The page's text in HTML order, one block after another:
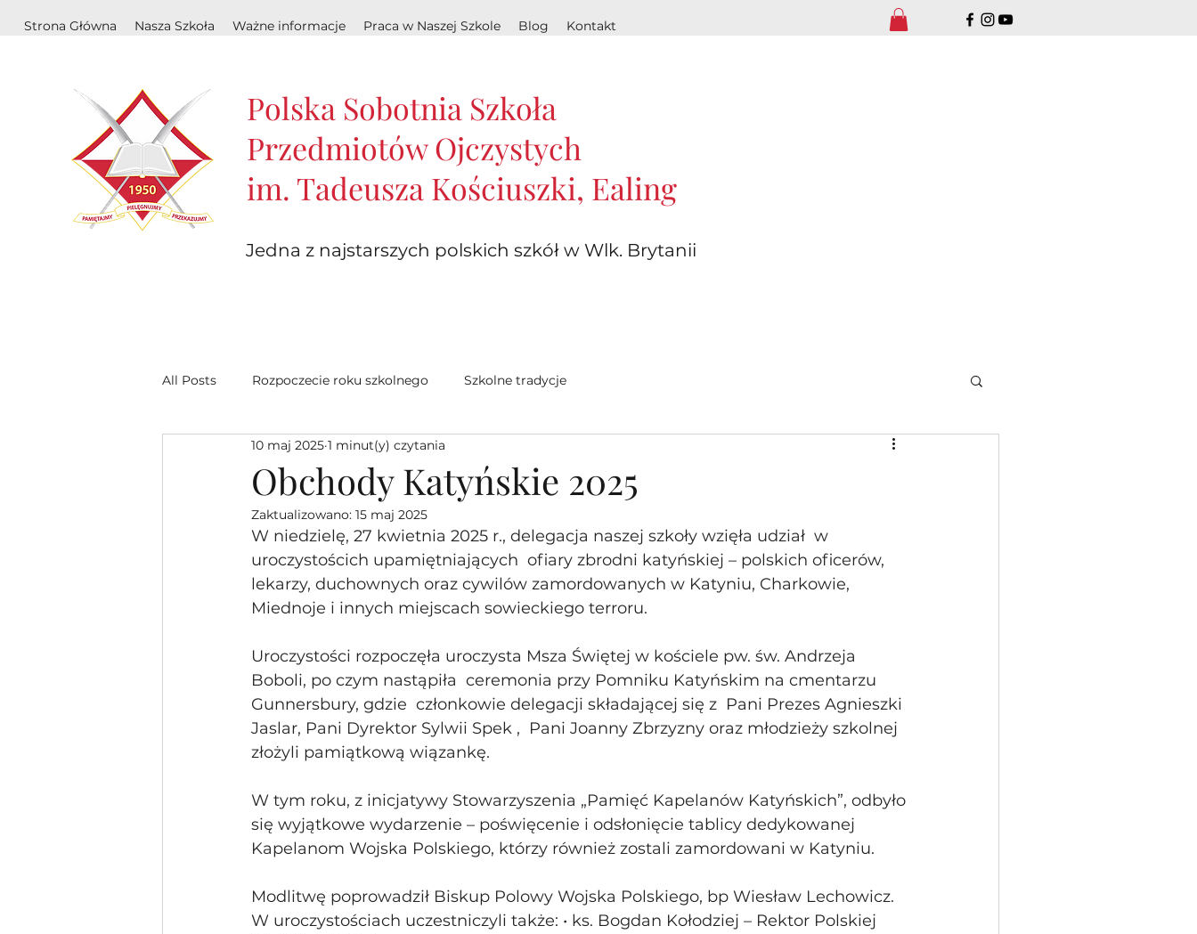
Strona Główna Nasza Szkoła Ważne informacje Praca w Naszej Szkole Blog Kontakt
Polska Sobotnia Szkoła
Przedmiotów Ojczystych
im. Tadeusza Kościuszki, Ealing
Jedna z najstarszych polskich szkół w Wlk. Brytanii
All Posts Rozpoczecie roku szkolnego Szkolne tradycje
Obchody Katyńskie 2025
10 maj 2025 1 minut(y) czytania
Zaktualizowano: 15 maj 2025
W niedzielę, 27 kwietnia 2025 r., delegacja naszej szkoły wzięła udział  w
uroczystościch upamiętniających  ofiary zbrodni katyńskiej – polskich oficerów,
lekarzy, duchownych oraz cywilów zamordowanych w Katyniu, Charkowie,
Miednoje i innych miejscach sowieckiego terroru.
Uroczystości rozpoczęła uroczysta Msza Świętej w kościele pw. św. Andrzeja
Boboli, po czym nastąpiła  ceremonia przy Pomniku Katyńskim na cmentarzu
Gunnersbury, gdzie  członkowie delegacji składającej się z  Pani Prezes Agnieszki
Jaslar, Pani Dyrektor Sylwii Spek ,  Pani Joanny Zbrzyzny oraz młodzieży szkolnej
złożyli pamiątkową wiązankę.
W tym roku, z inicjatywy Stowarzyszenia „Pamięć Kapelanów Katyńskich”, odbyło
się wyjątkowe wydarzenie – poświęcenie i odsłonięcie tablicy dedykowanej
Kapelanom Wojska Polskiego, którzy również zostali zamordowani w Katyniu.
Modlitwę poprowadził Biskup Polowy Wojska Polskiego, bp Wiesław Lechowicz.
W uroczystościach uczestniczyli także: • ks. Bogdan Kołodziej – Rektor Polskiej